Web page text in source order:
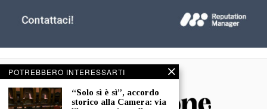
POTREBBERO INTERESSARTI
“Solo sì è sì”, accordo
storico alla Camera: via